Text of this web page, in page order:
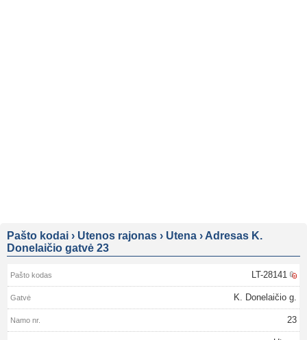
Pašto kodai › Utenos rajonas › Utena › Adresas K.
Donelaičio gatvė 23
LT-28141
K. Donelaičio g.
23